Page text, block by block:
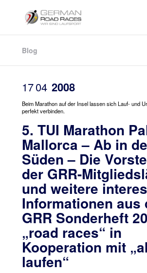
Blog
1704 2008
Beim Marathon auf der Insel lassen sich Lauf- und
perfekt verbinden.
5. TUI Marathon
Mallorca – Ab in
Süden – Die
der GRR-
und weitere
Informationen aus
GRR Sonderheft
„road races“ in
Kooperation mit
laufen“